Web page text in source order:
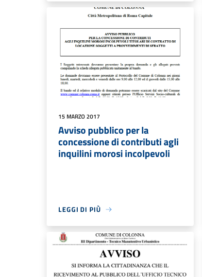
15 MARZO 2017
Avviso pubblico per la
concessione di contributi agli
inquilini morosi incolpevoli
LEGGI DI PIÙ